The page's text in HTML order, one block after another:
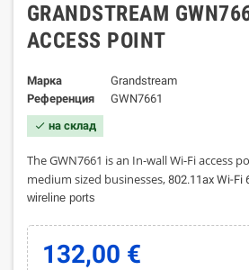
GRANDSTREAM
ACCESS POINT
Марка
Grandstream
Референция
GWN7661
check на склад
The GWN7661 is an In-wall Wi-Fi access
medium sized businesses, 802.11ax Wi-Fi
wireline ports
132,00 €